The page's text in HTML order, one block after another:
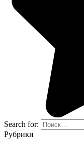
Search for:
Рубрики